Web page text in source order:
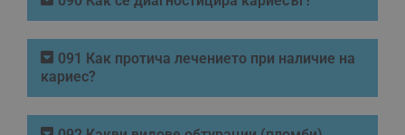
091 Как протича лечението при наличие на
кариес?